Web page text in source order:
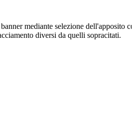
mediante selezione
diversi da quelli sopracitati.